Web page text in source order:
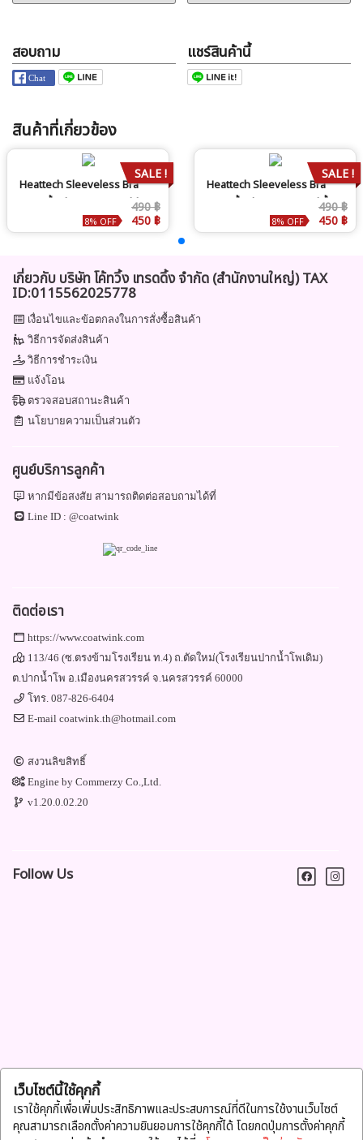
เว็บไซต์นี้ใช้คุกกี้
เราใช้คุกกี้เพื่อเพิ่มประสิทธิภาพและประสบการณ์ที่ดีในการใช้งานเว็บไซต์
คุณสามารถเลือกตั้งค่าความยินยอมการใช้คุกกี้ได้ โดยกดปุ่มการตั้งค่าคุกกี้
สอบถาม แชร์สินค้านี้
สินค้าที่เกี่ยวข้อง
Heattech Sleeveless Bra
Top: เสื้อ ฮีทเทค แขนกุด สีดำ490 ฿
450 ฿
8% OFF
SALE !
Heattech Sleeveless Bra
Top: เสื้อ ฮีทเทค แขนกุด สีเนื้อ490 ฿
450 ฿
8% OFF
SALE !
เกี่ยวกับ บริษัท โค้ทวิ้ง เทรดดิ้ง จำกัด (สำนักงานใหญ่) TAX
ID:0115562025778
เงื่อนไขและข้อตกลงในการสั่งซื้อสินค้า
วิธีการจัดส่งสินค้า
วิธีการชำระเงิน
แจ้งโอน
ตรวจสอบสถานะสินค้า
นโยบายความเป็นส่วนตัว
ศูนย์บริการลูกค้า
หากมีข้อสงสัย สามารถติดต่อสอบถามได้ที่
Line ID :@coatwink
ติดต่อเรา
https://www.coatwink.com
113/46 (ซ.ตรงข้ามโรงเรียน ท.4) ถ.ตัดใหม่(โรงเรียนปากน้ำโพเดิม)
ต.ปากน้ำโพ อ.เมืองนครสวรรค์ จ.นครสวรรค์ 60000
โทร.087-826-6404
E-mailcoatwink.th@hotmail.com
สงวนลิขสิทธิ์
Engine byCommerzy Co.,Ltd.
v1.20.0.02.20
Follow Us